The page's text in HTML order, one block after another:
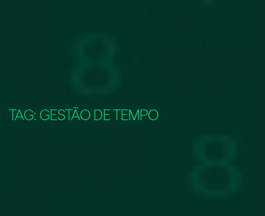
TAG: GESTÃO DE TEMPO